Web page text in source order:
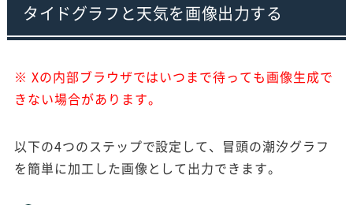
タイドグラフと天気を画像出力する
※ Xの内部ブラウザではいつまで待っても画像生成で
きない場合があります。
以下の4つのステップで設定して、冒頭の潮汐グラフ
を簡単に加工した画像として出力できます。